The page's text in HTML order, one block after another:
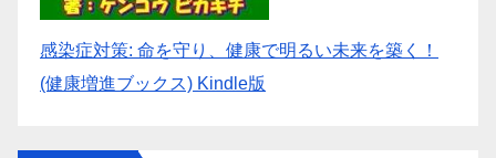
感染症対策: 命を守り、健康で明るい未来を築く！
(健康増進ブックス) Kindle版